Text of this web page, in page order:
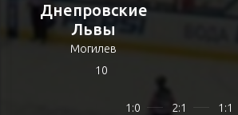
Днепровские
Львы
Могилев
10
1:0 2:1 1:1